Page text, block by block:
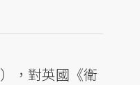
，對英國《衛